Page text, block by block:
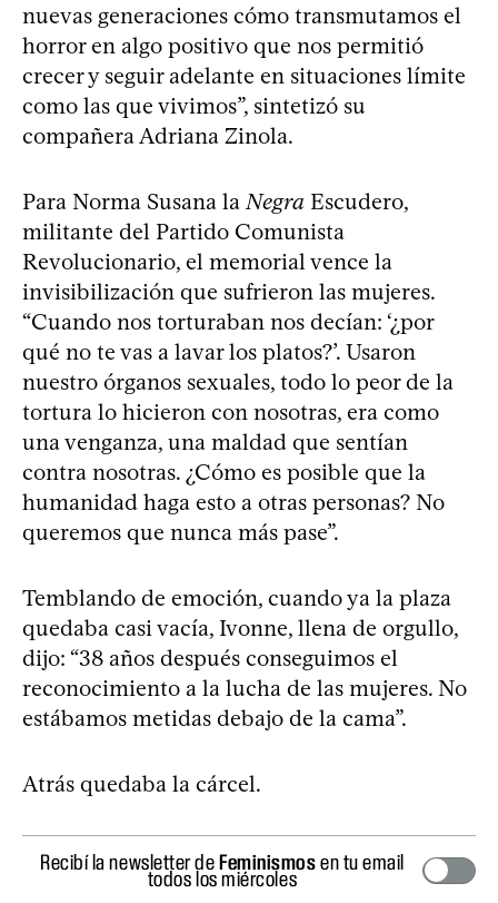
nuevas generaciones cómo transmutamos el
horror en algo positivo que nos permitió
crecer y seguir adelante en situaciones límite
como las que vivimos”, sintetizó su
compañera Adriana Zinola.
Para Norma Susana la Negra Escudero,
militante del Partido Comunista
Revolucionario, el memorial vence la
invisibilización que sufrieron las mujeres.
“Cuando nos torturaban nos decían: ‘¿por
qué no te vas a lavar los platos?’. Usaron
nuestro órganos sexuales, todo lo peor de la
tortura lo hicieron con nosotras, era como
una venganza, una maldad que sentían
contra nosotras. ¿Cómo es posible que la
humanidad haga esto a otras personas? No
queremos que nunca más pase”.
Temblando de emoción, cuando ya la plaza
quedaba casi vacía, Ivonne, llena de orgullo,
dijo: “38 años después conseguimos el
reconocimiento a la lucha de las mujeres. No
estábamos metidas debajo de la cama”.
Atrás quedaba la cárcel.
Recibí la newsletter deFeminismosen tu email
todos los miércoles